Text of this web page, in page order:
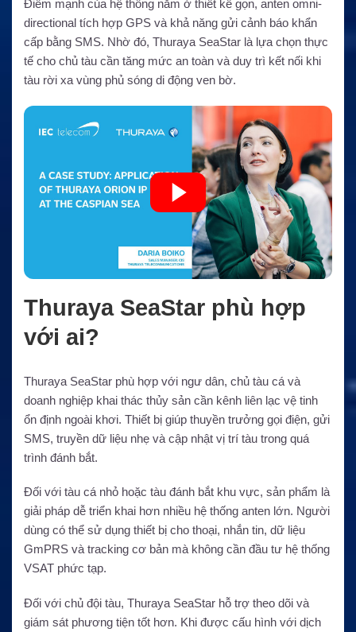
Điểm mạnh của hệ thống nằm ở thiết kế gọn, anten omni-
directional tích hợp GPS và khả năng gửi cảnh báo khẩn
cấp bằng SMS. Nhờ đó, Thuraya SeaStar là lựa chọn thực
tế cho chủ tàu cần tăng mức an toàn và duy trì kết nối khi
tàu rời xa vùng phủ sóng di động ven bờ.
Thuraya SeaStar phù hợp
với ai?
Thuraya SeaStar phù hợp với ngư dân, chủ tàu cá và
doanh nghiệp khai thác thủy sản cần kênh liên lạc vệ tinh
ổn định ngoài khơi. Thiết bị giúp thuyền trưởng gọi điện, gửi
SMS, truyền dữ liệu nhẹ và cập nhật vị trí tàu trong quá
trình đánh bắt.
Đối với tàu cá nhỏ hoặc tàu đánh bắt khu vực, sản phẩm là
giải pháp dễ triển khai hơn nhiều hệ thống anten lớn. Người
dùng có thể sử dụng thiết bị cho thoại, nhắn tin, dữ liệu
GmPRS và tracking cơ bản mà không cần đầu tư hệ thống
VSAT phức tạp.
Đối với chủ đội tàu, Thuraya SeaStar hỗ trợ theo dõi và
giám sát phương tiện tốt hơn. Khi được cấu hình với dịch